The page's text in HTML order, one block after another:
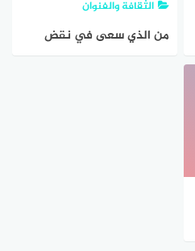
الثقافة والفنوان
من الذي سعى في نقض